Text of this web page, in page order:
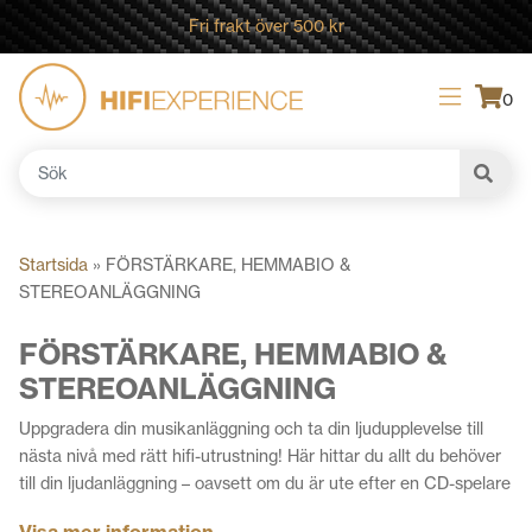
Fri frakt över 500 kr
0
Sök
Startsida » FÖRSTÄRKARE, HEMMABIO &
STEREOANLÄGGNING
FÖRSTÄRKARE, HEMMABIO &
STEREOANLÄGGNING
Uppgradera din musikanläggning och ta din ljudupplevelse till
nästa nivå med rätt hifi-utrustning! Här hittar du allt du behöver
till din ljudanläggning – oavsett om du är ute efter en CD-spelare